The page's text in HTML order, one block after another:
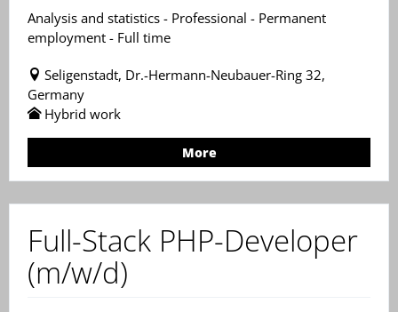
Analysis and statistics - Professional - Permanent
employment - Full time
Seligenstadt, Dr.-Hermann-Neubauer-Ring 32,
Germany
Hybrid work
More
Full-Stack PHP-Developer
(m/w/d)